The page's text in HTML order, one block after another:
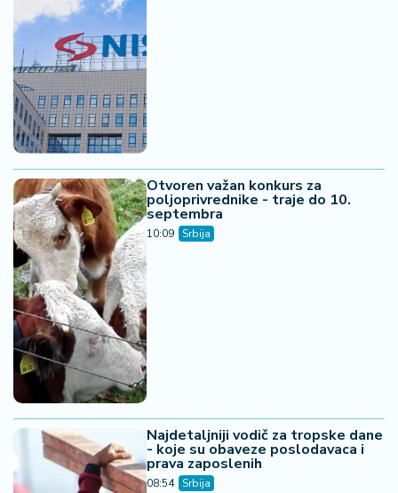
Otvoren važan konkurs za
poljoprivrednike - traje do 10.
septembra
10:09 Srbija
Najdetaljniji vodič za tropske dane
- koje su obaveze poslodavaca i
prava zaposlenih
08:54 Srbija